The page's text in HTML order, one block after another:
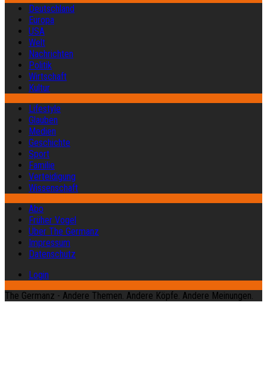
Deutschland
Europa
USA
Welt
Nachrichten
Politik
Wirtschaft
Kultur
Lifestyle
Glauben
Medien
Geschichte
Sport
Familie
Verteidigung
Wissenschaft
Abo
Früher Vogel
Über The Germanz
Impressum
Datenschutz
Login
The Germanz - Andere Themen. Andere Köpfe. Andere Meinungen.